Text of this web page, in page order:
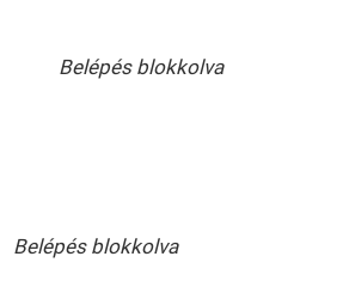
Belépés blokkolva
Belépés blokkolva